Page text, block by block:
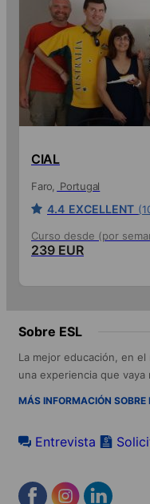
CIAL
Faro Portugal
4.4 EXCELLENT
Curso desde (por
239 EUR
Sobre ESL
La mejor educación, en
una experiencia que vaya
MÁS INFORMACIÓN SOBRE
Entrevista